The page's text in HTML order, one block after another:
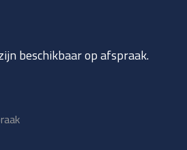
beschikbaar op afspraak.